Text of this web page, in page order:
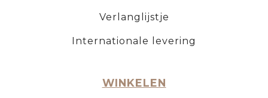
Verlanglijstje
Internationale levering
WINKELEN